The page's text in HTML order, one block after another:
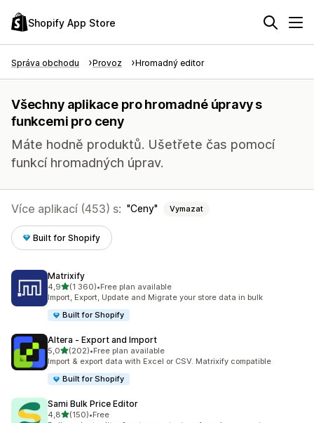
Shopify App Store
Správa obchodu Provoz Hromadný editor
Všechny aplikace pro hromadné úpravy s
funkcemi pro ceny
Máte hodně produktů. Ušetřete čas pomocí
funkcí hromadných úprav.
Více aplikací (453) s: Ceny Vymazat
Built for Shopify
Matrixify
4,9z 5 hvězd
(1 360)
Celkový počet recenzí: 1360
•Free plan available
Import, Export, Update and Migrate your store data in bulk
Built for Shopify
Altera ‑ Export and Import
5,0z 5 hvězd
(202)
Celkový počet recenzí: 202
•Free plan available
Import & export data with Excel or CSV. Matrixify compatible
Built for Shopify
Sami Bulk Price Editor
4,8z 5 hvězd
(150)
Celkový počet recenzí: 150
•Free